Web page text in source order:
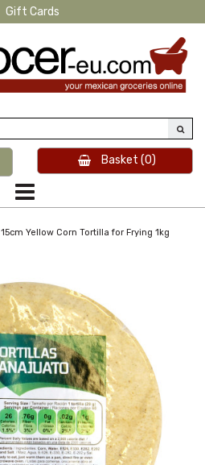
Gift Cards
Basket (0)
15cm Yellow Corn Tortilla for Frying 1kg